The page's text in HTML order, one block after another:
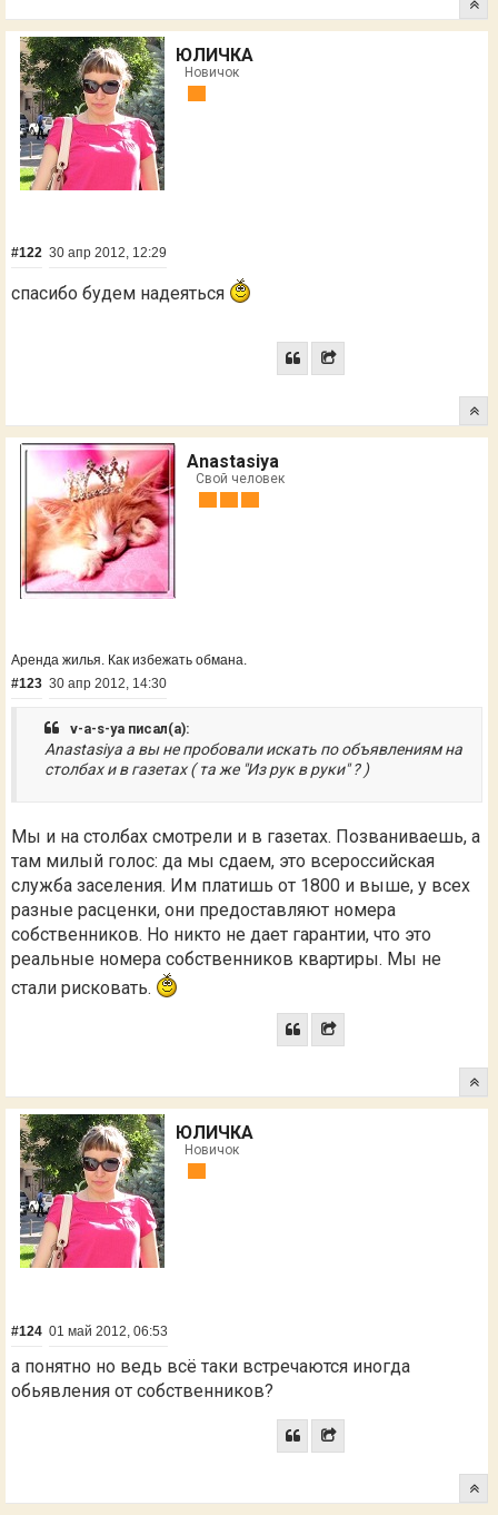
ЮЛИЧКА
Новичок
#122 30 апр 2012, 12:29
спасибо будем надеяться
Anastasiya
Свой человек
Аренда жилья. Как избежать обмана.
#123 30 апр 2012, 14:30
v-a-s-ya писал(а):
Anastasiya а вы не пробовали искать по объявлениям на
столбах и в газетах ( та же "Из рук в руки" ? )
Мы и на столбах смотрели и в газетах. Позваниваешь, а
там милый голос: да мы сдаем, это всероссийская
служба заселения. Им платишь от 1800 и выше, у всех
разные расценки, они предоставляют номера
собственников. Но никто не дает гарантии, что это
реальные номера собственников квартиры. Мы не
стали рисковать.
ЮЛИЧКА
Новичок
#124 01 май 2012, 06:53
а понятно но ведь всё таки встречаются иногда
обьявления от собственников?